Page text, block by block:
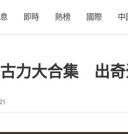
即時 熱榜 國際 中
古力大合集 出